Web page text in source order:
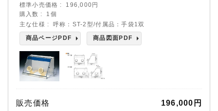
標準小売価格
196,000円
購入数
1個
主な仕様
呼称：ST-2型/付属品：手袋1双
商品ページPDF
商品図面PDF
販売価格 196,000円